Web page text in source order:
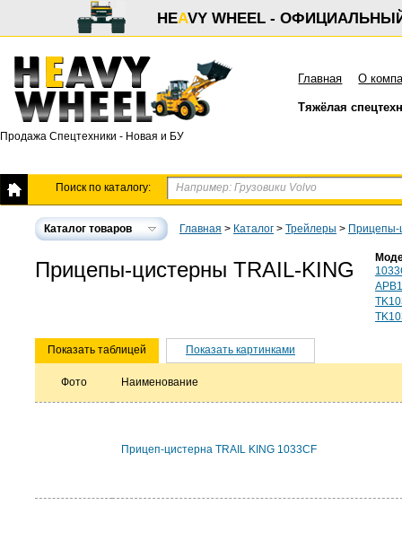
HEAVY WHEEL -
Продажа Спецтехники - Новая и БУ
Главная О
Тяжёлая
Поиск по каталогу:
Каталог товаров Главная > Каталог > Трейлеры > Прицепы-
Прицепы-цистерны TRAIL-KING
Показать таблицей Показать картинками
Фото Наименование
Прицеп-цистерна TRAIL KING 1033CF